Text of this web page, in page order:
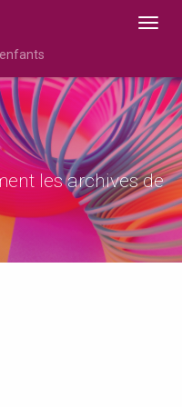
les archives de